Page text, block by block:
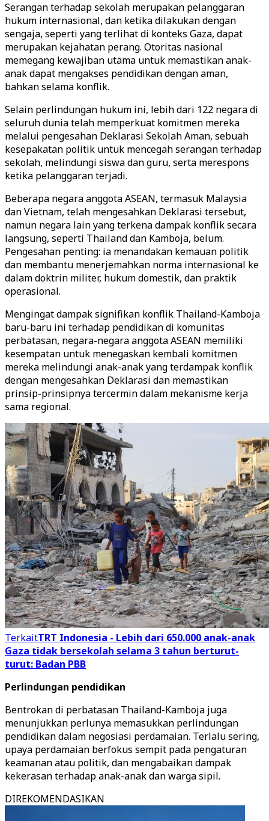
Serangan terhadap sekolah merupakan pelanggaran
hukum internasional, dan ketika dilakukan dengan
sengaja, seperti yang terlihat di konteks Gaza, dapat
merupakan kejahatan perang. Otoritas nasional
memegang kewajiban utama untuk memastikan anak-
anak dapat mengakses pendidikan dengan aman,
bahkan selama konflik.
Selain perlindungan hukum ini, lebih dari 122 negara di
seluruh dunia telah memperkuat komitmen mereka
melalui pengesahan Deklarasi Sekolah Aman, sebuah
kesepakatan politik untuk mencegah serangan terhadap
sekolah, melindungi siswa dan guru, serta merespons
ketika pelanggaran terjadi.
Beberapa negara anggota ASEAN, termasuk Malaysia
dan Vietnam, telah mengesahkan Deklarasi tersebut,
namun negara lain yang terkena dampak konflik secara
langsung, seperti Thailand dan Kamboja, belum.
Pengesahan penting: ia menandakan kemauan politik
dan membantu menerjemahkan norma internasional ke
dalam doktrin militer, hukum domestik, dan praktik
operasional.
Mengingat dampak signifikan konflik Thailand-Kamboja
baru-baru ini terhadap pendidikan di komunitas
perbatasan, negara-negara anggota ASEAN memiliki
kesempatan untuk menegaskan kembali komitmen
mereka melindungi anak-anak yang terdampak konflik
dengan mengesahkan Deklarasi dan memastikan
prinsip-prinsipnya tercermin dalam mekanisme kerja
sama regional.
TerkaitTRT Indonesia - Lebih dari 650.000 anak-anak
Gaza tidak bersekolah selama 3 tahun berturut-
turut: Badan PBB
Perlindungan pendidikan
Bentrokan di perbatasan Thailand-Kamboja juga
menunjukkan perlunya memasukkan perlindungan
pendidikan dalam negosiasi perdamaian. Terlalu sering,
upaya perdamaian berfokus sempit pada pengaturan
keamanan atau politik, dan mengabaikan dampak
kekerasan terhadap anak-anak dan warga sipil.
DIREKOMENDASIKAN